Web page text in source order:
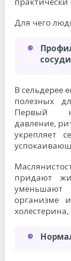
Для чего
В сельдерее
полезных
Первый
давление,
укрепляет
придают
уменьшают
организме